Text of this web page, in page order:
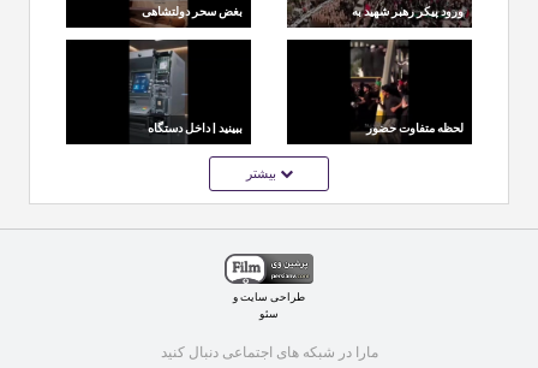
ورود پیکر رهبر شهید به
میان خیل عاشقان در
بغض سحر دولتشاهی
برای ایران
لحظه متفاوت حضور
ببینید | داخل دستگاه
خودپرداز چه خبر است؟
بیشتر
طراحی سایتو
سئو
مارا در شبکه های اجتماعی دنبال کنید